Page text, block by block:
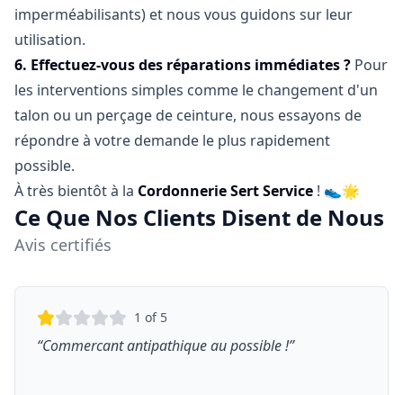
imperméabilisants) et nous vous guidons sur leur
utilisation.
6. Effectuez-vous des réparations immédiates ? Pour
les interventions simples comme le changement d'un
talon ou un perçage de ceinture, nous essayons de
répondre à votre demande le plus rapidement
possible.
À très bientôt à la Cordonnerie Sert Service ! 👟🌟
Ce Que Nos Clients Disent de Nous
Avis certifiés
1 of 5
“Commercant antipathique au possible !”